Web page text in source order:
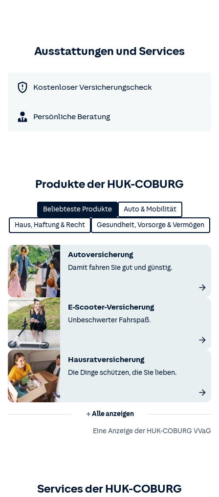
Ausstattungen und Services
Kostenloser Versicherungscheck
Persönliche Beratung
Produkte der HUK-COBURG
Beliebteste Produkte Auto & Mobilität
Haus, Haftung & Recht Gesundheit, Vorsorge & Vermögen
Autoversicherung
Damit fahren Sie gut und günstig.
E-Scooter-Versicherung
Unbeschwerter Fahrspaß.
Hausratversicherung
Die Dinge schützen, die Sie lieben.
Alle anzeigen
Eine Anzeige der HUK-COBURG VVaG
Services der HUK-COBURG